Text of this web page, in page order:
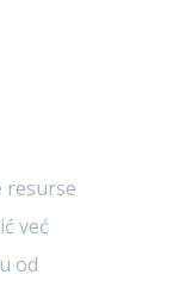
resurse
već
od